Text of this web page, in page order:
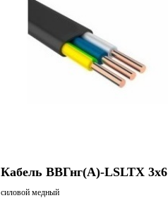
Кабель ВВГнг(А)-LSLTХ 3х6
силовой медный